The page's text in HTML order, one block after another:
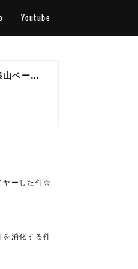
Youtube
Cafe&Bar 銀山ベース OFFICIAL WEB SITE
ヤーした件☆
消化する件